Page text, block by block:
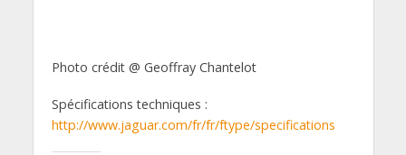
Photo crédit @ Geoffray Chantelot
Spécifications techniques :
http://www.jaguar.com/fr/fr/ftype/specifications